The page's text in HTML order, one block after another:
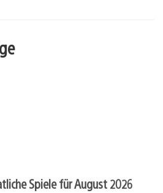
Spiele für August 2026